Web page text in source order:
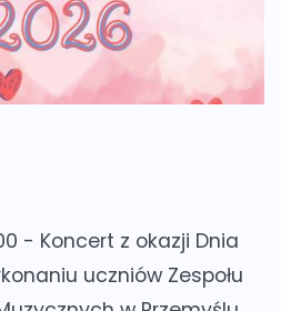
- Koncert z okazji Dnia
uczniów Zespołu